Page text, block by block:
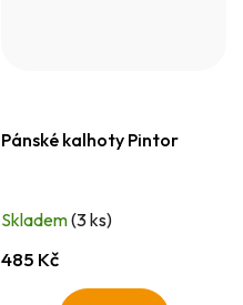
Pánské kalhoty Pintor
Skladem(3 ks)
485 Kč